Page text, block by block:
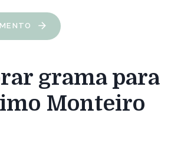
grama para
Monteiro